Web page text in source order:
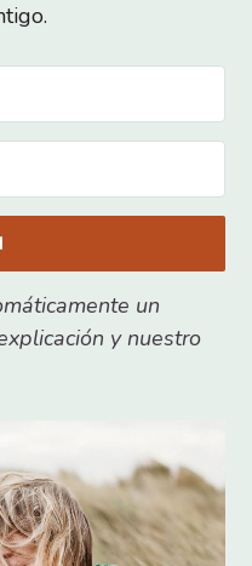
un
y nuestro